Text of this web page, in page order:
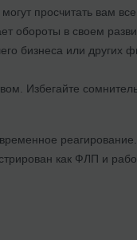
просчитать вам
обороты в своем
бизнеса или других
Избегайте
как ФЛП и